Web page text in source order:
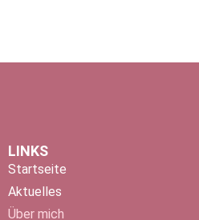
LINKS
Startseite
Aktuelles
Über mich